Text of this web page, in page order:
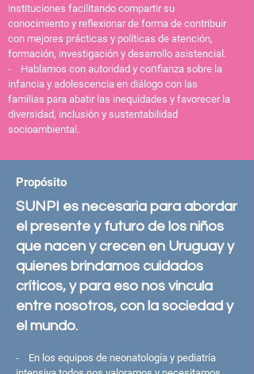
instituciones facilitando compartir su
conocimiento y reflexionar de forma de contribuir
con mejores prácticas y políticas de atención,
formación, investigación y desarrollo asistencial.
- Hablamos con autoridad y confianza sobre la
infancia y adolescencia en diálogo con las
familias para abatir las inequidades y favorecer la
diversidad, inclusión y sustentabilidad
socioambiental.
Propósito
SUNPI es necesaria para abordar
el presente y futuro de los niños
que nacen y crecen en Uruguay y
quienes brindamos cuidados
críticos, y para eso nos vincula
entre nosotros, con la sociedad y
el mundo.
- En los equipos de neonatología y pediatría